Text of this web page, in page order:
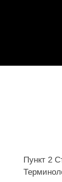
Пункт 2